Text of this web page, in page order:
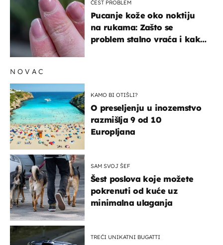
ČEST PROBLEM
Pucanje kože oko noktiju
na rukama: Zašto se
problem stalno vraća i kako
NOVAC
KAMO BI OTIŠLI?
O preseljenju u inozemstvo
razmišlja 9 od 10
Europljana
SAM SVOJ ŠEF
Šest poslova koje možete
pokrenuti od kuće uz
minimalna ulaganja
TREĆI UNIKATNI BUGATTI